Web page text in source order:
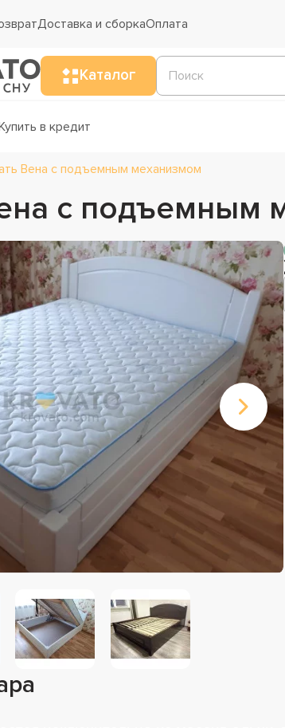
Доставка и сборкаОплата
Каталог
в кредит
Вена с подъемным механизмом
с подъемным